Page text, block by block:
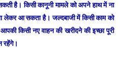
है। किसी कानूनी मामले को अपने हाथ में ना
लेकर आ सकता है। जल्दबाजी में किसी काम को
किसी नए वाहन की खरीदने की इच्छा पूरी
रहेंगे।